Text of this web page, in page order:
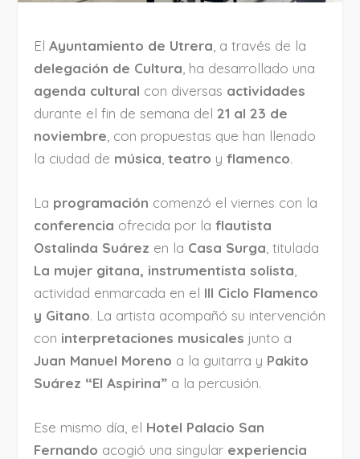
ElAyuntamiento de Utrera , a través de la
delegación de Cultura , ha desarrollado una
agenda cultural con diversas actividades
durante el fin de semana del21 al 23 de
noviembre , con propuestas que han llenado
la ciudad de música ,teatro yflamenco.
La programación comenzó el viernes con la
conferencia ofrecida por laflautista
Ostalinda Suárez en la Casa Surga , titulada
La mujer gitana, instrumentista solista
actividad enmarcada en el III Ciclo Flamenco
y Gitano. La artista acompañó su intervención
con interpretaciones musicales junto a
Juan Manuel Moreno a la guitarra y Pakito
Suárez “El Aspirina” a la percusión.
Ese mismo día, el Hotel Palacio San
Fernando acogió una singular experiencia